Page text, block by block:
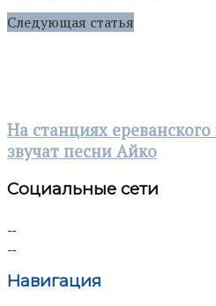
Следующая статья
На станциях
звучат песни Айко
Социальные сети
Навигация